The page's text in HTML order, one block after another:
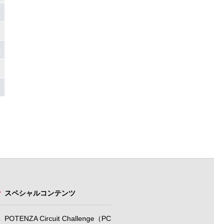
スペシャルコンテンツ
POTENZA Circuit Challenge（PC